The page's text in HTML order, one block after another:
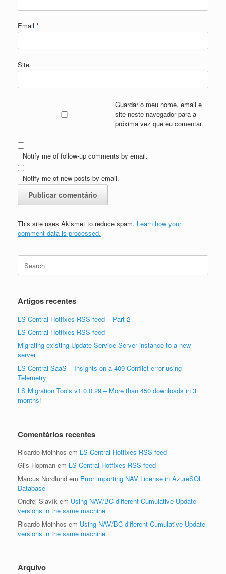
Email *
Site
Guardar o meu nome, email e
site neste navegador para a
próxima vez que eu comentar.
Notify me of follow-up comments by email.
Notify me of new posts by email.
This site uses Akismet to reduce spam. Learn how your
comment data is processed.
for:
Artigos recentes
LS Central Hotfixes RSS feed – Part 2
LS Central Hotfixes RSS feed
Migrating existing Update Service Server instance to a new
server
LS Central SaaS – Insights on a 409 Conflict error using
Telemetry
LS Migration Tools v1.0.0.29 – More than 450 downloads in 3
months!
Comentários recentes
Ricardo Moinhos em LS Central Hotfixes RSS feed
Gijs Hopman em LS Central Hotfixes RSS feed
Marcus Nordlund em Error importing NAV License in AzureSQL
Database
Ondřej Slavík em Using NAV/BC different Cumulative Update
versions in the same machine
Ricardo Moinhos em Using NAV/BC different Cumulative Update
versions in the same machine
Arquivo